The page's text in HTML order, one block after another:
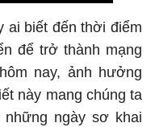
ai biết đến thời điểm
để trở thành mạng
nay, ảnh hưởng
này mang chúng ta
ngày sơ khai